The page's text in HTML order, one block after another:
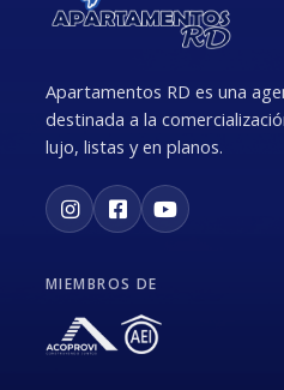
Apartamentos RD es una
destinada a la
lujo, listas y en planos.
MIEMBROS DE